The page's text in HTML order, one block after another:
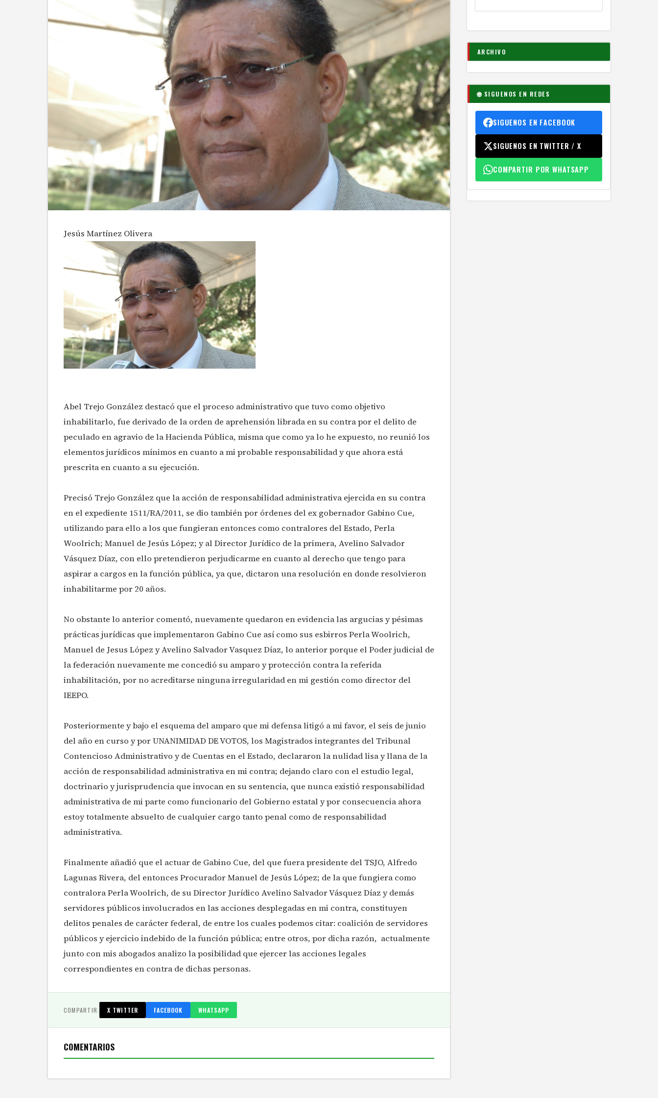
Jesús Martínez Olivera
Abel Trejo González destacó que el proceso administrativo que tuvo como objetivo
inhabilitarlo, fue derivado de la orden de aprehensión librada en su contra por el delito de
peculado en agravio de la Hacienda Pública, misma que como ya lo he expuesto, no reunió los
elementos jurídicos mínimos en cuanto a mi probable responsabilidad y que ahora está
prescrita en cuanto a su ejecución.
Precisó Trejo González que la acción de responsabilidad administrativa ejercida en su contra
en el expediente 1511/RA/2011, se dio también por órdenes del ex gobernador Gabino Cue,
utilizando para ello a los que fungieran entonces como contralores del Estado, Perla
Woolrich; Manuel de Jesús López; y al Director Jurídico de la primera, Avelino Salvador
Vásquez Díaz, con ello pretendieron perjudicarme en cuanto al derecho que tengo para
aspirar a cargos en la función pública, ya que, dictaron una resolución en donde resolvieron
inhabilitarme por 20 años.
No obstante lo anterior comentó, nuevamente quedaron en evidencia las argucias y pésimas
prácticas jurídicas que implementaron Gabino Cue así como sus esbirros Perla Woolrich,
Manuel de Jesus López y Avelino Salvador Vasquez Díaz, lo anterior porque el Poder judicial de
la federación nuevamente me concedió su amparo y protección contra la referida
inhabilitación, por no acreditarse ninguna irregularidad en mi gestión como director del
IEEPO.
Posteriormente y bajo el esquema del amparo que mi defensa litigó a mi favor, el seis de junio
del año en curso y por UNANIMIDAD DE VOTOS, los Magistrados integrantes del Tribunal
Contencioso Administrativo y de Cuentas en el Estado, declararon la nulidad lisa y llana de la
acción de responsabilidad administrativa en mi contra; dejando claro con el estudio legal,
doctrinario y jurisprudencia que invocan en su sentencia, que nunca existió responsabilidad
administrativa de mi parte como funcionario del Gobierno estatal y por consecuencia ahora
estoy totalmente absuelto de cualquier cargo tanto penal como de responsabilidad
administrativa.
Finalmente añadió que el actuar de Gabino Cue, del que fuera presidente del TSJO, Alfredo
Lagunas Rivera, del entonces Procurador Manuel de Jesús López; de la que fungiera como
contralora Perla Woolrich, de su Director Jurídico Avelino Salvador Vásquez Díaz y demás
servidores públicos involucrados en las acciones desplegadas en mi contra, constituyen
delitos penales de carácter federal, de entre los cuales podemos citar: coalición de servidores
públicos y ejercicio indebido de la función pública; entre otros, por dicha razón, actualmente
junto con mis abogados analizo la posibilidad que ejercer las acciones legales
correspondientes en contra de dichas personas.
COMPARTIR: X TWITTER FACEBOOK WHATSAPP
COMENTARIOS
ARCHIVO
🌐 SIGUENOS EN REDES
SIGUENOS EN FACEBOOK
SIGUENOS EN TWITTER / X
COMPARTIR POR WHATSAPP